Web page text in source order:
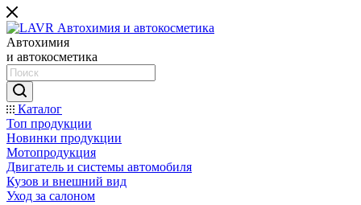
Автохимия
и автокосметика
Каталог
Топ продукции
Новинки продукции
Мотопродукция
Двигатель и системы автомобиля
Кузов и внешний вид
Уход за салоном